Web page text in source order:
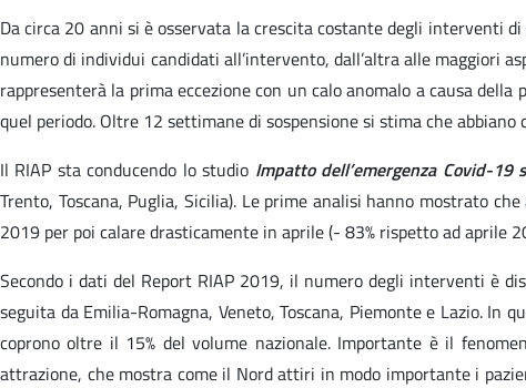
Da circa 20 anni si è osservata la crescita costante degli interventi
numero di individui candidati all’intervento, dall’altra alle maggiori
rappresenterà la prima eccezione con un calo anomalo a causa
quel periodo. Oltre 12 settimane di sospensione si stima che
Il RIAP sta conducendo lo studio Impatto dell’emergenza Covid-
Trento, Toscana, Puglia, Sicilia). Le prime analisi hanno mostrato
2019 per poi calare drasticamente in aprile (- 83% rispetto ad aprile
Secondo i dati del Report RIAP 2019, il numero degli interventi è
seguita da Emilia-Romagna, Veneto, Toscana, Piemonte e Lazio.
coprono oltre il 15% del volume nazionale. Importante è il
attrazione, che mostra come il Nord attiri in modo importante i